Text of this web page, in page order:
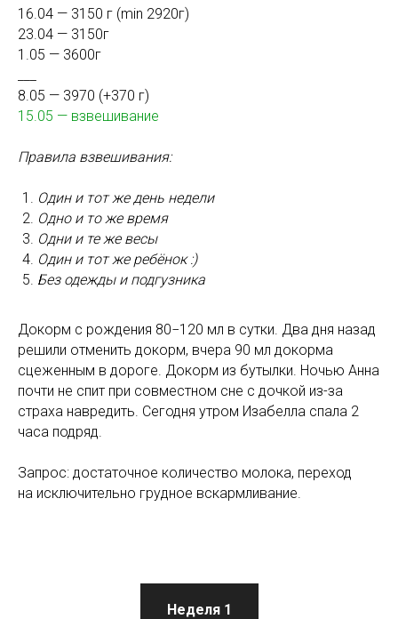
16.04 — 3150 г (min 2920г)
23.04 — 3150г
1.05 — 3600г
8.05 — 3970 (+370 г)
15.05 — взвешивание
Правила взвешивания:
Один и тот же день недели
Одно и то же время
Одни и те же весы
Один и тот же ребёнок :)
Без одежды и подгузника
Докорм с рождения 80−120 мл в сутки. Два дня назад
решили отменить докорм, вчера 90 мл докорма
сцеженным в дороге. Докорм из бутылки. Ночью Анна
почти не спит при совместном сне с дочкой из-за
страха навредить. Сегодня утром Изабелла спала 2
часа подряд.
Запрос: достаточное количество молока, переход
на исключительно грудное вскармливание.
Неделя 1